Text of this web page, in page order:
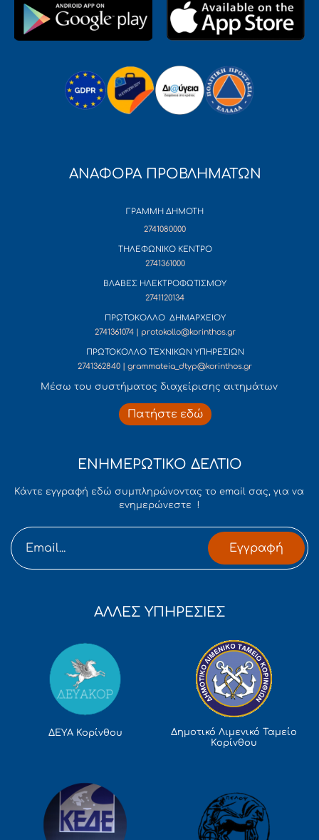
ΑΝΑΦΟΡΑ ΠΡΟΒΛΗΜΑΤΩΝ
ΓΡΑΜΜΗ ΔΗΜΟΤΗ
2741080000
ΤΗΛΕΦΩΝΙΚΟ ΚΕΝΤΡΟ
2741361000
ΒΛΑΒΕΣ ΗΛΕΚΤΡΟΦΩΤΙΣΜΟΥ
2741120134
ΠΡΩΤΟΚΟΛΛΟ ΔΗΜΑΡΧΕΙΟΥ
2741361074 | protokollo@korinthos.gr
ΠΡΩΤΟΚΟΛΛΟ ΤΕΧΝΙΚΩΝ ΥΠΗΡΕΣΙΩΝ
2741362840 | grammateia_dtyp@korinthos.gr
Mέσω του συστήματος διαχείρισης αιτημάτων
Πατήστε εδώ
ΕΝΗΜΕΡΩΤΙΚΟ ΔΕΛΤΙΟ
Κάντε εγγραφή εδώ συμπληρώνοντας το email σας, για να
ενημερώνεστε !
Εγγραφή
ΑΛΛΕΣ ΥΠΗΡΕΣΙΕΣ
ΔΕΥΑ Κορίνθου
Δημοτικό Λιμενικό Ταμείο
Κορίνθου